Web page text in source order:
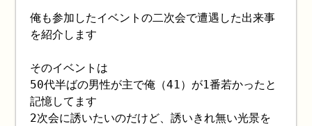
俺も参加したイベントの二次会で遭遇した出来事
を紹介します
そのイベントは
50代半ばの男性が主で俺（41）が1番若かったと
記憶してます
2次会に誘いたいのだけど、誘いきれ無い光景を